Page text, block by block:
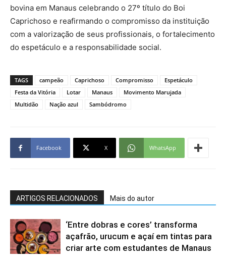
bovina em Manaus celebrando o 27º título do Boi
Caprichoso e reafirmando o compromisso da instituição
com a valorização de seus profissionais, o fortalecimento
do espetáculo e a responsabilidade social.
TAGS campeão Caprichoso Compromisso
Espetáculo
Festa da Vitória
Lotar Manaus
Movimento Marujada
Multidão
Nação azul Sambódromo
Facebook X WhatsApp
ARTIGOS RELACIONADOS Mais do autor
‘Entre dobras e cores’ transforma
açafrão, urucum e açaí em tintas para
criar arte com estudantes de Manaus